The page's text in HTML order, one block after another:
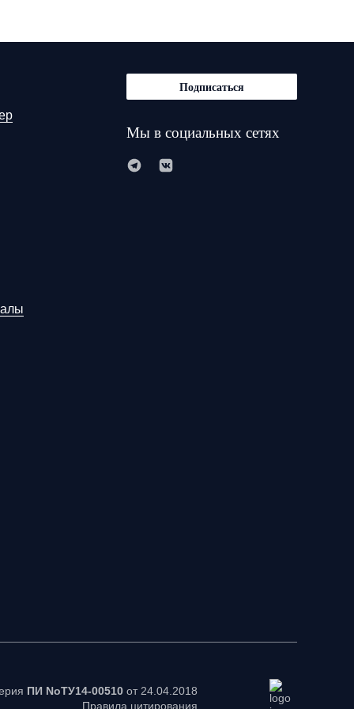
Подписаться
Мы в социальных сетях
ПИ NoТУ14-00510 от 24.04.2018
Правила цитирования